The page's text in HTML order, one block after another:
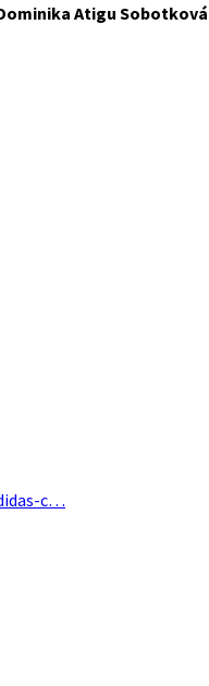
Atigu Sobotková
c…